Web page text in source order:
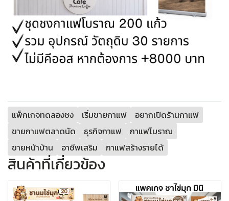
แพ็กเกจทดลองชง เริ่มขายกาแฟ
อยากเปิดร้านกาแฟ
ขายกาแฟตลาดนัด
ธุรกิจกาแฟ
กาแฟโบราณ
ขายหน้าบ้าน
อาชีพเสริม กาแฟสร้างรายได้
สินค้าที่เกี่ยวข้อง